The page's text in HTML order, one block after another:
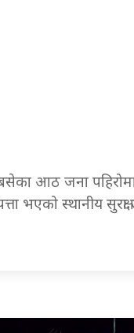
आठ जना
भएको स्थानीय सुरक्षा